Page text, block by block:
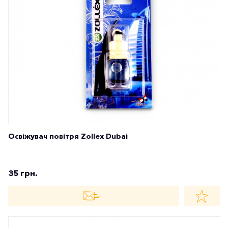
Освіжувач повітря Zollex Dubai
35 грн.